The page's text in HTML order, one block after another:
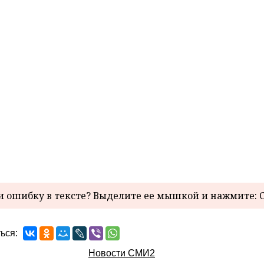
в тексте? Выделите ее мышкой и нажмите:
Новости СМИ2